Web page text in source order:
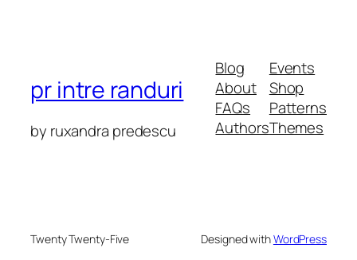
pr intre randuri
by ruxandra predescu
Blog
About
FAQs
Authors
Events
Shop
Patterns
Themes
Twenty Twenty-Five Designed withWordPress